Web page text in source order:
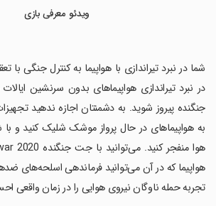
ویدئو معرفی بازی
‏شما در نبرد تیراندازی با هواپیما به کنترل جنگی با
در نبرد تیراندازی هواپیماهای بدون سرنشین
جنگنده پیروز شوید. به دشمنتان اجازه ندهید
به هواپیماهای در حال پرواز موشک شلیک کنید و
هواپیما که در آن می‌توانید فرماندهی اسلحه‌های
تجربه حمله ناوگان نیروی هوایی را در زمان واقعی